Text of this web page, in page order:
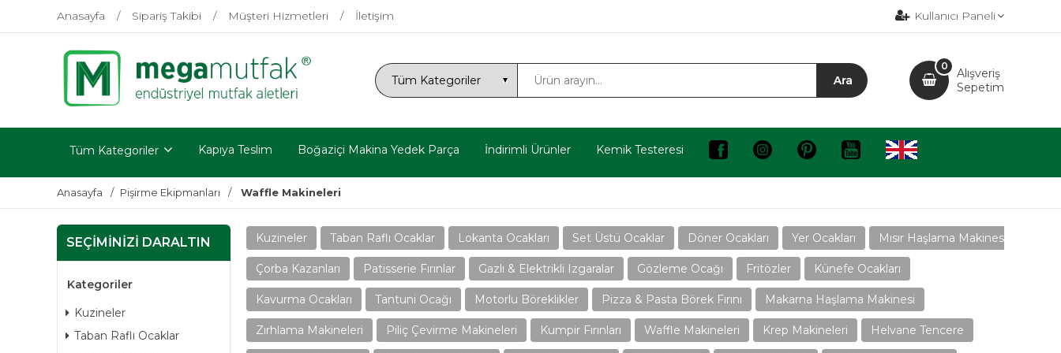
Anasayfa Sipariş Takibi Müşteri Hizmetleri İletişim Kullanıcı Paneli
Alışveriş
Sepetim
0
Tüm Kategoriler Kapıya Teslim Boğaziçi Makina Yedek Parça İndirimli Ürünler Kemik Testeresi
Anasayfa Pişirme Ekipmanları Waffle Makineleri
SEÇIMINIZI DARALTIN
Kategoriler
Kuzineler
Taban Raflı Ocaklar
Kuzineler Taban Raflı Ocaklar Lokanta Ocakları Set Üstü Ocaklar Döner Ocakları Yer Ocakları Mısır Haşlama Makinesi
Çorba Kazanları Patisserie Fırınlar Gazlı & Elektrikli Izgaralar Gözleme Ocağı Fritözler Künefe Ocakları
Kavurma Ocakları Tantuni Ocağı Motorlu Böreklikler Pizza & Pasta Börek Fırını Makarna Haşlama Makinesi
Zırhlama Makineleri Piliç Çevirme Makineleri Kumpir Fırınları Waffle Makineleri Krep Makineleri Helvane Tencere